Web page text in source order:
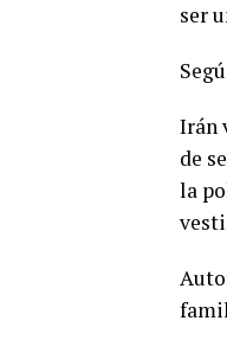
ser
Irán
de
la